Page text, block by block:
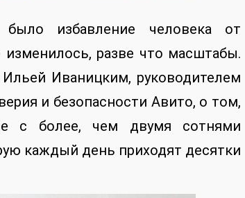
избавление человека от
разве что масштабы.
Иваницким, руководителем
и безопасности Авито, о том,
с более, чем двумя сотнями
каждый день приходят десятки